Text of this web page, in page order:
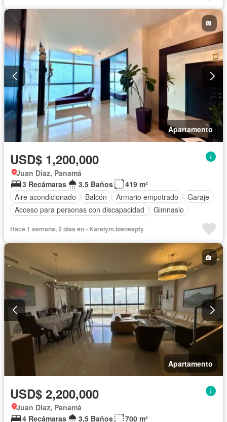
Apartamento
USD$ 1,200,000
Juan Diaz, Panamá
3 Recámaras
3.5 Baños
419 m²
Aire acondicionado
Balcón Armario empotrado
Garaje
Acceso para personas con discapacidad
Gimnasio
Cuarto de servicio
Cancha de tenis
Hace 1 semana, 2 días en - Karelym.bienespty
Apartamento
USD$ 2,200,000
Juan Diaz, Panamá
4 Recámaras
3.5 Baños
700 m²